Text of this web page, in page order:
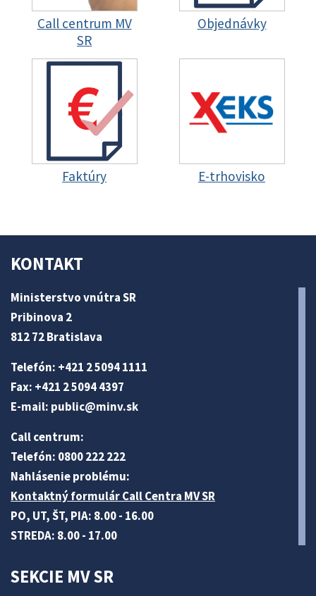
Call centrum MV
SR
Objednávky
Faktúry E-trhovisko
KONTAKT
Ministerstvo vnútra SR
Pribinova 2
812 72 Bratislava
Telefón: +421 2 5094 1111
Fax: +421 2 5094 4397
E-mail: public@minv.sk
Call centrum:
Telefón: 0800 222 222
Nahlásenie problému:
Kontaktný formulár Call Centra MV SR
PO, UT, ŠT, PIA: 8.00 - 16.00
STREDA: 8.00 - 17.00
SEKCIE MV SR